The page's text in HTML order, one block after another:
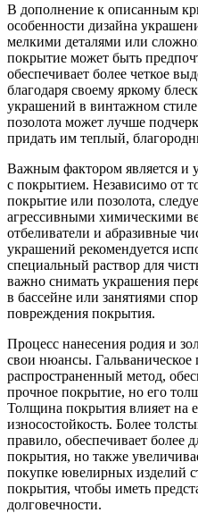
В дополнение к описанным
особенности дизайна
мелкими деталями или
покрытие может быть
обеспечивает более четкое
благодаря своему яркому
украшений в винтажном
позолота может лучше
придать им теплый,
Важным фактором является и
с покрытием. Независимо от
покрытие или позолота,
агрессивными химическими
отбеливатели и абразивные
украшений рекомендуется
специальный раствор для
важно снимать украшения
в бассейне или занятиями
повреждения покрытия.
Процесс нанесения родия и
свои нюансы. Гальваническое
распространенный метод,
прочное покрытие, но его
Толщина покрытия влияет на
износостойкость. Более
правило, обеспечивает более
покрытия, но также
покупке ювелирных изделий
покрытия, чтобы иметь
долговечности.